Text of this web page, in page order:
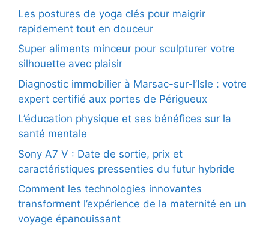
Les postures de yoga clés pour maigrir
rapidement tout en douceur
Super aliments minceur pour sculpturer votre
silhouette avec plaisir
Diagnostic immobilier à Marsac-sur-l’Isle : votre
expert certifié aux portes de Périgueux
L’éducation physique et ses bénéfices sur la
santé mentale
Sony A7 V : Date de sortie, prix et
caractéristiques pressenties du futur hybride
Comment les technologies innovantes
transforment l’expérience de la maternité en un
voyage épanouissant